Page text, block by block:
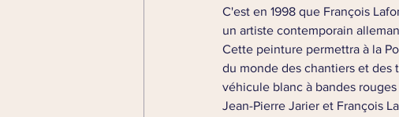
C'est en 1998 que François
un artiste contemporain
Cette peinture permettra à la
du monde des chantiers et des
véhicule blanc à bandes
Jean-Pierre Jarier et François